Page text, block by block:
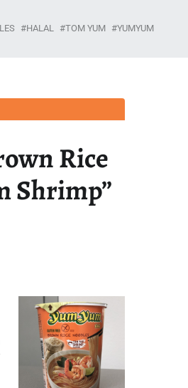
Rice
Shrimp”
HALAL TOM YUM YUMYUM